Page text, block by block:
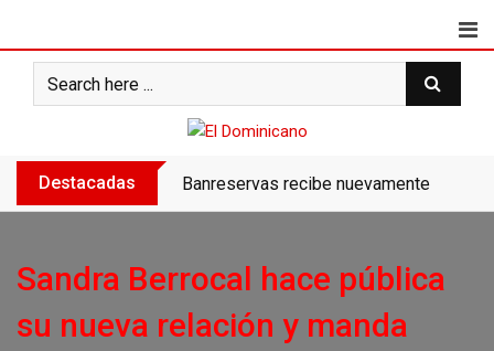
content
Destacadas Banreservas recibe nuevamente la
Sandra Berrocal hace pública
su nueva relación y manda